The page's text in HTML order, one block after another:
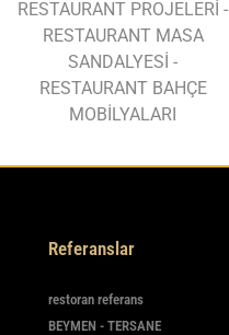
RESTAURANT PROJELERİ -
RESTAURANT MASA
SANDALYESİ -
RESTAURANT BAHÇE
MOBİLYALARI
Referanslar
restoran referans
BEYMEN - TERSANE